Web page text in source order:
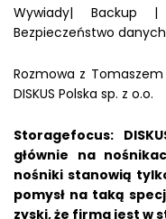
Wywiady| Backup
Bezpieczeństwo danych
Rozmowa z
DISKUS Polska sp. z o.o.
Storagefocus:
głównie na
nośniki stanowią
pomysł na taką
zyski, że firma jest w